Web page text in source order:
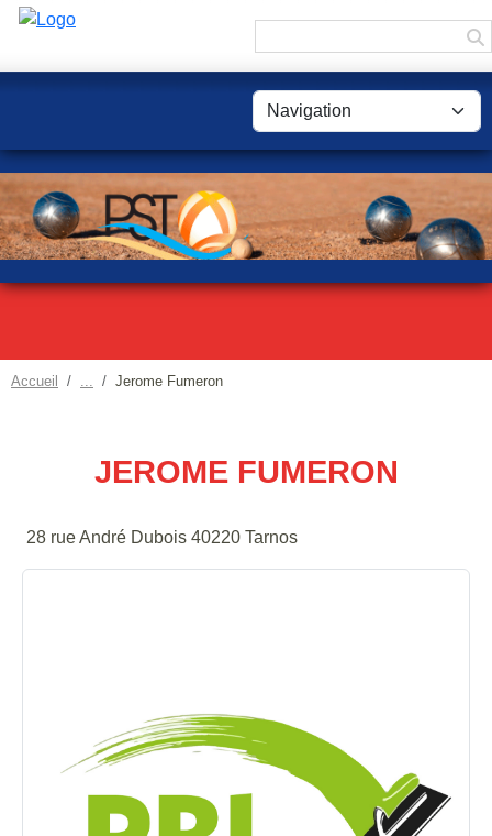
Accueil Jerome Fumeron
JEROME FUMERON
28 rue André Dubois 40220 Tarnos
Panneau de gestion des cookies